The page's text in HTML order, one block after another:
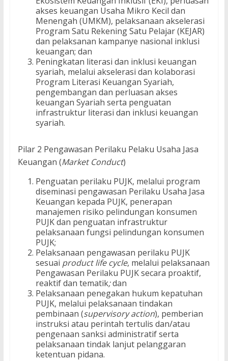
akses keuangan Usaha Mikro Kecil dan
Menengah (UMKM), pelaksanaan akselerasi
Program Satu Rekening Satu Pelajar (KEJAR)
dan pelaksanan kampanye nasional inklusi
keuangan; dan
Peningkatan literasi dan inklusi keuangan
syariah, melalui akselerasi dan kolaborasi
Program Literasi Keuangan Syariah,
pengembangan dan perluasan akses
keuangan Syariah serta penguatan
infrastruktur literasi dan inklusi keuangan
syariah.
Pilar 2 Pengawasan Perilaku Pelaku Usaha Jasa
Keuangan (Market Conduct)
Penguatan perilaku PUJK, melalui program
diseminasi pengawasan Perilaku Usaha Jasa
Keuangan kepada PUJK, penerapan
manajemen risiko pelindungan konsumen
PUJK dan penguatan infrastruktur
pelaksanaan fungsi pelindungan konsumen
PUJK;
Pelaksanaan pengawasan perilaku PUJK
sesuai product life cycle, melalui pelaksanaan
Pengawasan Perilaku PUJK secara proaktif,
reaktif dan tematik;dan
Pelaksanaan penegakan hukum kepatuhan
PUJK, melalui pelaksanaan tindakan
pembinaan (supervisory action), pemberian
instruksi atau perintah tertulis dan/atau
pengenaan sanksi administratif serta
pelaksanaan tindak lanjut pelanggaran
ketentuan pidana.